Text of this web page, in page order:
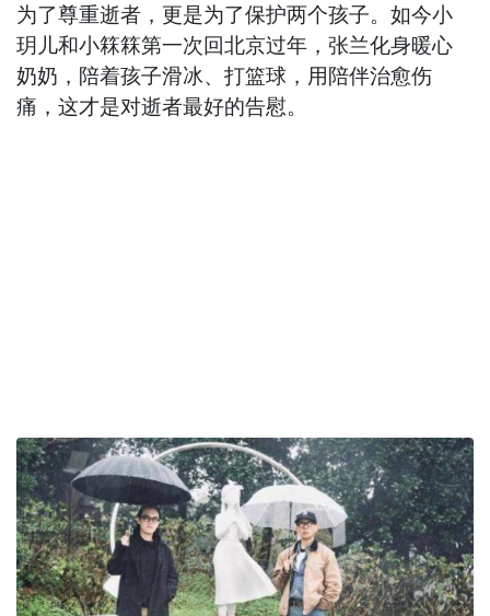
为了尊重逝者，更是为了保护两个孩子。如今小
玥儿和小箖箖第一次回北京过年，张兰化身暖心
奶奶，陪着孩子滑冰、打篮球，用陪伴治愈伤
痛，这才是对逝者最好的告慰。